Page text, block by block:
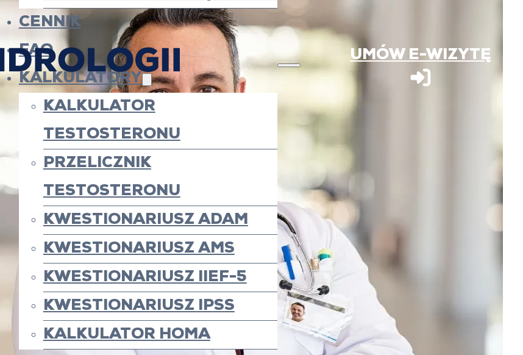
CENNIK
FAQ
KALKULATORY
KALKULATOR
TESTOSTERONU
PRZELICZNIK
TESTOSTERONU
KWESTIONARIUSZ ADAM
KWESTIONARIUSZ AMS
KWESTIONARIUSZ IIEF-5
KWESTIONARIUSZ IPSS
KALKULATOR HOMA
UMÓW E-WIZYTĘ